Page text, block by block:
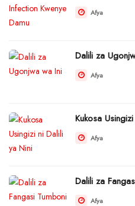
Afya
Dalili za
Afya
Kukosa
Afya
Dalili za
Afya